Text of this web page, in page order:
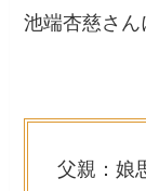
池端杏慈さん
父親：娘